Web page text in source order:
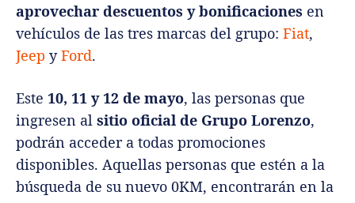
aprovechar descuentos y bonificaciones en
vehículos de las tres marcas del grupo: Fiat,
Jeep yFord.
Este 10, 11 y 12 de mayo, las personas que
ingresen al sitio oficial de Grupo Lorenzo,
podrán acceder a todas promociones
disponibles. Aquellas personas que estén a la
búsqueda de su nuevo 0KM, encontrarán en la